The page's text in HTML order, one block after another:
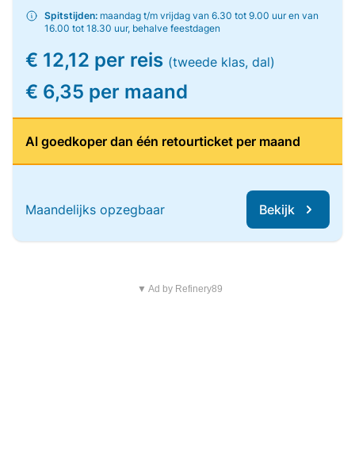
Spitstijden: maandag t/m vrijdag van 6.30 tot 9.00 uur en van
16.00 tot 18.30 uur, behalve feestdagen
€ 12,12 per reis (tweede klas, dal)
€ 6,35 per maand
Al goedkoper dan één retourticket per maand
Maandelijks opzegbaar Bekijk
▼ Ad by Refinery89